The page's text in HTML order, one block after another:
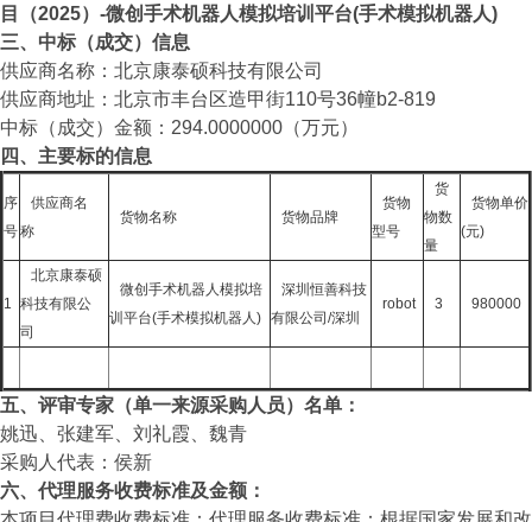
目（2025）-微创手术机器人模拟培训平台(手术模拟机器人)
三、中标（成交）信息
供应商名称：北京康泰硕科技有限公司
供应商地址：北京市丰台区造甲街110号36幢b2-819
中标（成交）金额：294.0000000（万元）
四、主要标的信息
序
号
供应商名
称
货物名称 货物品牌
货物
型号
货
物数
量
货物单价
(元)
1
北京康泰硕
科技有限公
司
微创手术机器人模拟培
训平台(手术模拟机器人)
深圳恒善科技
有限公司/深圳
robot 3 980000
五、评审专家（单一来源采购人员）名单：
姚迅、张建军、刘礼霞、魏青
采购人代表：侯新
六、代理服务收费标准及金额：